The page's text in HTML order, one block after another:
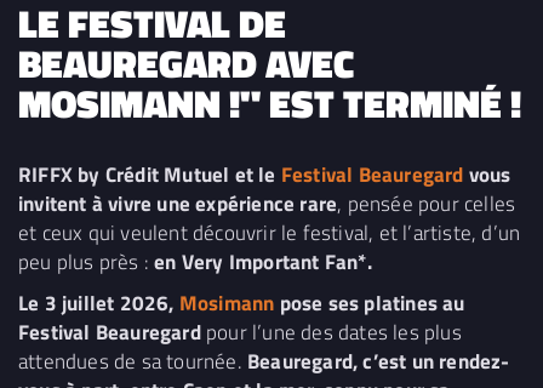
LE FESTIVAL DE
BEAUREGARD AVEC
MOSIMANN !" EST TERMINÉ !
RIFFX by Crédit Mutuel et le Festival Beauregard vous
invitent à vivre une expérience rare, pensée pour celles
et ceux qui veulent découvrir le festival, et l’artiste, d’un
peu plus près :en Very Important Fan*.
Le 3 juillet 2026, Mosimann pose ses platines au
Festival Beauregard pour l’une des dates les plus
attendues de sa tournée. Beauregard, c’est un rendez-